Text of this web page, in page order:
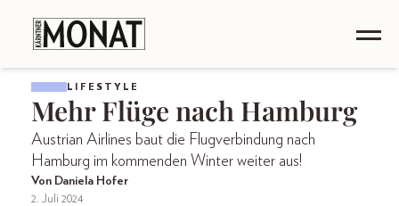
LIFESTYLE
Mehr Flüge nach Hamburg
Austrian Airlines baut die Flugverbindung nach
Hamburg im kommenden Winter weiter aus!
Von Daniela Hofer
2. Juli 2024